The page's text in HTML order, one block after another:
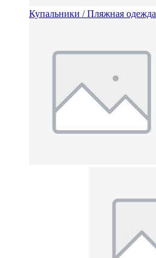
Купальники / Пляжная одежда